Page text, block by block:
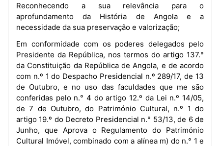
Reconhecendo a sua relevância para o
aprofundamento da História de Angola e a
necessidade da sua preservação e valorização;
Em conformidade com os poderes delegados pelo
Presidente da República, nos termos do artigo 137.°
da Constituição da República de Angola, e de acordo
com n.º 1 do Despacho Presidencial n.º 289/17, de 13
de Outubro, e no uso das faculdades que me são
conferidas pelo n.° 4 do artigo 12.º da Lei n.º 14/05,
de 7 de Outubro, do Património Cultural, n.º 1 do
artigo 19.º do Decreto Presidencial n.° 53/13, de 6 de
Junho, que Aprova o Regulamento do Património
Cultural Imóvel, combinado com a alínea m) do n.° 1 e